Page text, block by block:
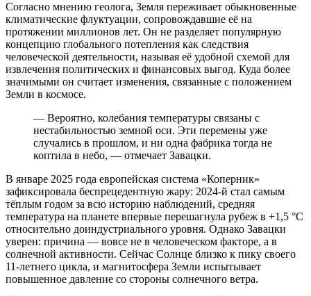
Согласно мнению геолога, Земля переживает обыкновенные
климатические флуктуации, сопровождавшие её на
протяжении миллионов лет. Он не разделяет популярную
концепцию глобального потепления как следствия
человеческой деятельности, называя её удобной схемой для
извлечения политических и финансовых выгод. Куда более
значимыми он считает изменения, связанные с положением
Земли в космосе.
— Вероятно, колебания температуры связаны с
нестабильностью земной оси. Эти перемены уже
случались в прошлом, и ни одна фабрика тогда не
коптила в небо, — отмечает Завацки.
В январе 2025 года европейская система «Коперник»
зафиксировала беспрецедентную жару: 2024-й стал самым
тёплым годом за всю историю наблюдений, средняя
температура на планете впервые перешагнула рубеж в +1,5 °C
относительно доиндустриального уровня. Однако Завацки
уверен: причина — вовсе не в человеческом факторе, а в
солнечной активности. Сейчас Солнце близко к пику своего
11-летнего цикла, и магнитосфера Земли испытывает
повышенное давление со стороны солнечного ветра.